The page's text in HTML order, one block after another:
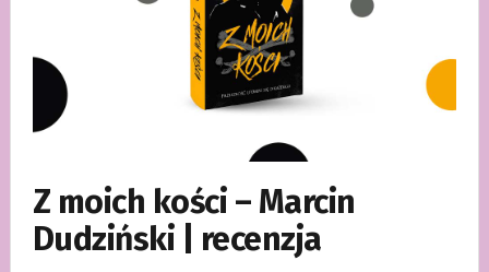
Z moich kości – Marcin
Dudziński | recenzja